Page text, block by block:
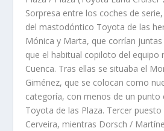
Sorpresa entre los coches de
del mastodóntico Toyota de las
Mónica y Marta, que corrían
que el habitual copiloto del equipo
Cuenca. Tras ellas se situaba el
Giménez, que se colocan como
categoría, con menos de un punto
Toyota de las Plaza. Tercer
Cerveira, mientras Dorsch /